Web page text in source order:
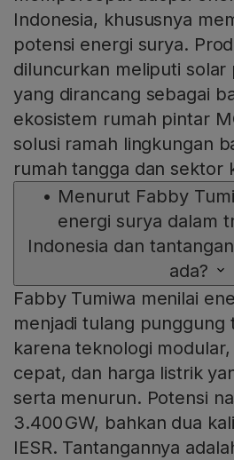
Indonesia, khususnya
potensi energi surya.
diluncurkan meliputi solar
yang dirancang sebagai
ekosistem rumah pintar
solusi ramah lingkungan
rumah tangga dan sektor
• Menurut Fabby
energi surya dalam
Indonesia dan
ada?
Fabby Tumiwa menilai
menjadi tulang punggung
karena teknologi
cepat, dan harga listrik
serta menurun. Potensi
3.400 GW, bahkan dua
IESR. Tantangannya